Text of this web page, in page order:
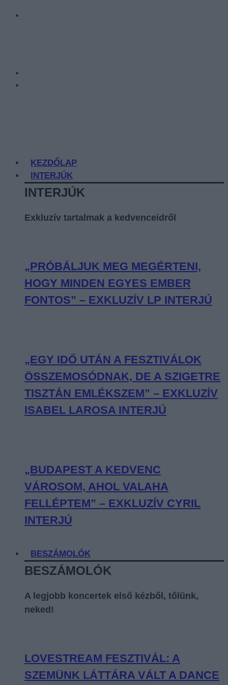
KEZDŐLAP
INTERJÚK
INTERJÚK
Exkluzív tartalmak a kedvenceidről
„PRÓBÁLJUK MEG MEGÉRTENI,
HOGY MINDEN EGYES EMBER
FONTOS” – EXKLUZÍV LP INTERJÚ
„EGY IDŐ UTÁN A FESZTIVÁLOK
ÖSSZEMOSÓDNAK, DE A SZIGETRE
TISZTÁN EMLÉKSZEM” – EXKLUZÍV
ISABEL LAROSA INTERJÚ
„BUDAPEST A KEDVENC
VÁROSOM, AHOL VALAHA
FELLÉPTEM” – EXKLUZÍV CYRIL
INTERJÚ
BESZÁMOLÓK
BESZÁMOLÓK
A legjobb koncertek első kézből, tőlünk,
neked!
LOVESTREAM FESZTIVÁL: A
SZEMÜNK LÁTTÁRA VÁLT A DANCE